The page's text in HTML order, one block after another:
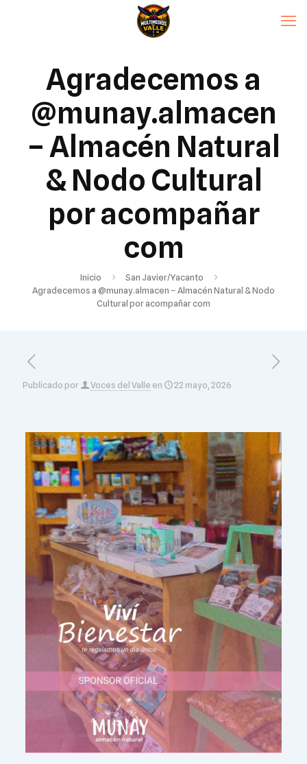
Agradecemos a
@munay.almacen
– Almacén Natural
& Nodo Cultural
por acompañar
com
Inicio
San Javier/Yacanto
Agradecemos a @munay.almacen – Almacén Natural & Nodo
Cultural por acompañar com
Publicado por Voces del Valle en 22 mayo, 2026